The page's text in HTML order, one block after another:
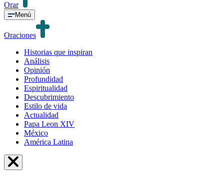
Orar
Menú
Oraciones
Historias que inspiran
Análisis
Opinión
Profundidad
Espiritualidad
Descubrimiento
Estilo de vida
Actualidad
Papa Leon XIV
México
América Latina